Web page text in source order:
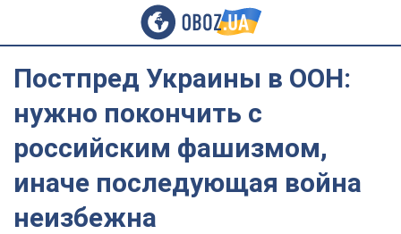
Постпред Украины в ООН:
нужно покончить с
российским фашизмом,
иначе последующая война
неизбежна